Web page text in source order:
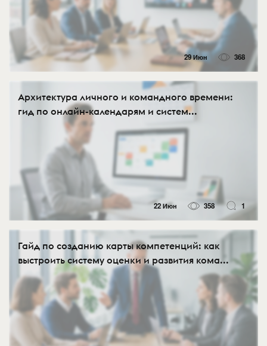
29 Июн 368
Архитектура личного и командного времени:
гид по онлайн-календарям и систем...
22 Июн 358 1
Гайд по созданию карты компетенций: как
выстроить систему оценки и развития кома...